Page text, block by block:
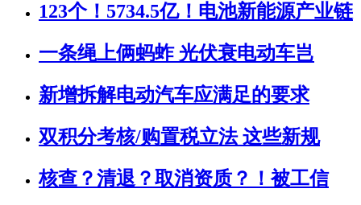
123个！5734.5亿！电池新能源产业链
一条绳上俩蚂蚱 光伏衰电动车岂
新增拆解电动汽车应满足的要求
双积分考核/购置税立法 这些新规
核查？清退？取消资质？！被工信